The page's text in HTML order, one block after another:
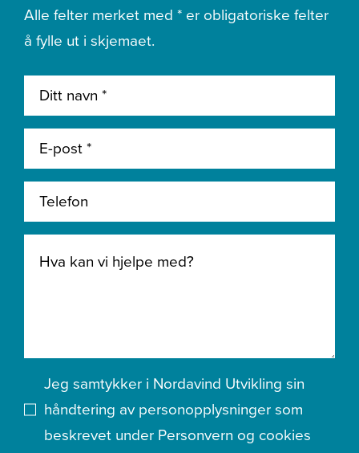
Alle felter merket med * er obligatoriske felter
å fylle ut i skjemaet.
Jeg samtykker i Nordavind Utvikling sin
håndtering av personopplysninger som
beskrevet under Personvern og cookies